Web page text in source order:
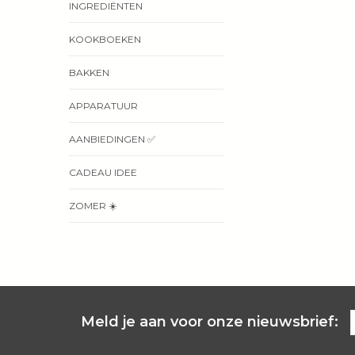
INGREDIËNTEN
KOOKBOEKEN
BAKKEN
APPARATUUR
AANBIEDINGEN ✅
CADEAU IDEE
ZOMER ☀️
Meld je aan voor onze nieuwsbrief: